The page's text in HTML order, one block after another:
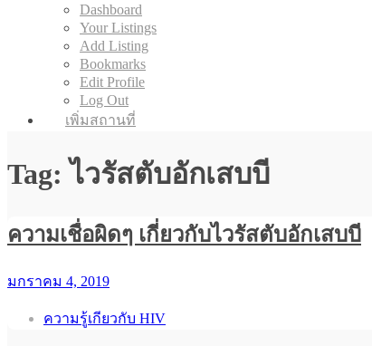
Dashboard
Your Listings
Add Listing
Bookmarks
Edit Profile
Log Out
เพิ่มสถานที่
Tag: ไวรัสตับอักเสบบี
ความเชื่อผิดๆ เกี่ยวกับไวรัสตับอักเสบบี
มกราคม 4, 2019
ความรู้เกียวกับ HIV